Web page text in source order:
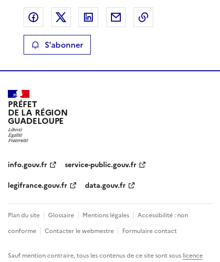
Partager sur Facebook
Partager sur XPartager sur LinkedIn
Partager par email
S'abonner
PRÉFET
DE LA RÉGION
GUADELOUPE
info.gouv.fr
service-public.gouv.fr
legifrance.gouv.fr
data.gouv.fr
Plan du site Glossaire Mentions légales
Accessibilité : non
conforme
Contacter le webmestre Formulaire contact
Sauf mention contraire, tous les contenus de ce site sont sous licence